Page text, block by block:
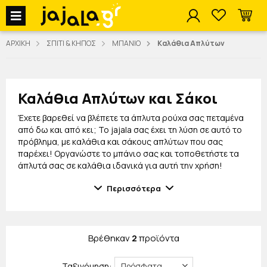
jajala Menu
ΑΡΧΙΚΗ ΣΠΙΤΙ & ΚΗΠΟΣ ΜΠΑΝΙΟ Καλάθια Απλύτων
Καλάθια Απλύτων και Σάκοι
Έχετε βαρεθεί να βλέπετε τα άπλυτα ρούχα σας πεταμένα
από δω και από κει; Το jajala σας έχει τη λύση σε αυτό το
πρόβλημα, με καλάθια και σάκους απλύτων που σας
παρέχει! Οργανώστε το μπάνιο σας και τοποθετήστε τα
άπλυτά σας σε καλάθια ιδανικά για αυτή την χρήση!
Στη συλλογή μας θα βρείτε καλάθια απλύτων και σάκους
σε εκπληκτικά σχέδια και χρώματα, που θα του δώσουν
αυτό που σας εξυπηρετεί καλύτερα.
Η εξαιρετική τους ποιότητα θα σας βγάλει
Περισσότερα
Βρέθηκαν2προϊόντα